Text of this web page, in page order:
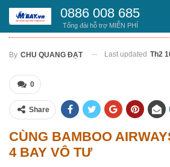
0886 008 685
Tổng đài hỗ trợ MIỄN PHÍ
BAMBOO AIRWAYS “CHÀO
By CHU QUANG ĐẠT Last updated Th2
0
Share
CÙNG BAMBOO
4 BAY VÔ TƯ